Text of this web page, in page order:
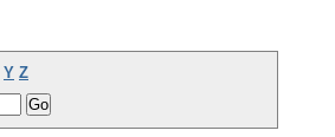
Y Z